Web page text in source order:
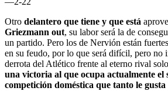
Otro delantero que tiene y que está
Griezmann out, su labor será la de
un partido. Pero los de Nervión están
en su feudo, por lo que será difícil, pero no
derrota del Atlético frente al eterno rival
una victoria al que ocupa actualmente el
competición doméstica que tanto le